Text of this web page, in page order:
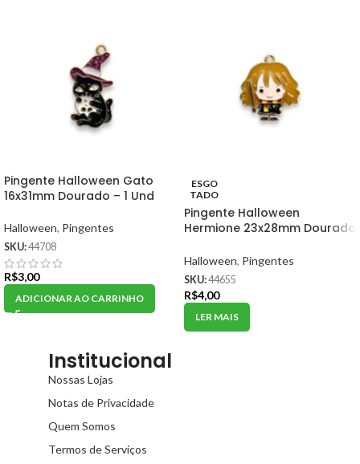
Pingente Halloween Gato
16x31mm Dourado – 1 Und
Halloween, Pingentes
SKU:44708
R$3,00
ADICIONAR AO CARRINHO
ESGO
TADO
Pingente Halloween
Hermione 23x28mm Dourado
Halloween, Pingentes
SKU:44655
R$4,00
LER MAIS
Institucional
Nossas Lojas
Notas de Privacidade
Quem Somos
Termos de Serviços